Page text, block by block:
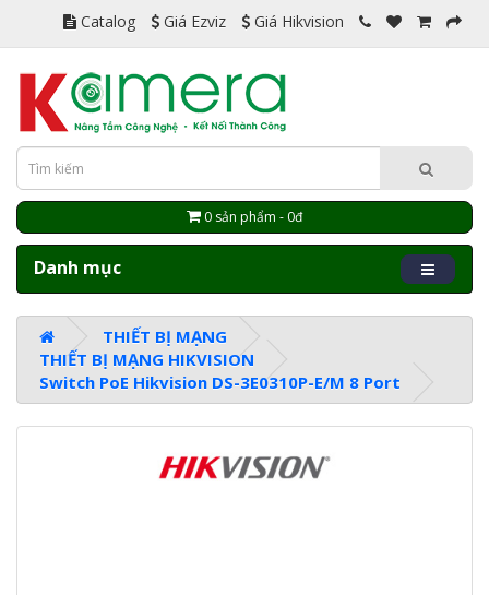
Catalog Giá Ezviz Giá Hikvision
0 sản phẩm - 0đ
Danh mục
THIẾT BỊ MẠNG
THIẾT BỊ MẠNG HIKVISION
Switch PoE Hikvision DS-3E0310P-E/M 8 Port